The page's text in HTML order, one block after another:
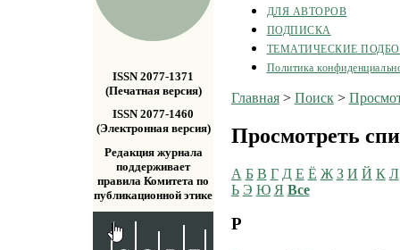
ISSN 2077-1371
(Печатная версия)
ISSN 2077-1460
(Электронная версия)
Редакция журнала
поддерживает
правила Комитета по
публикационной этике
ДЛЯ АВТОРОВ
ПОДПИСКА
ТЕМАТИЧЕСКИЕ
Политика
Главная> Поиск>
Просмотреть
А Б В Г Д Е Ё Ж З И Й К Л
Ь Э Ю Я Все
Р